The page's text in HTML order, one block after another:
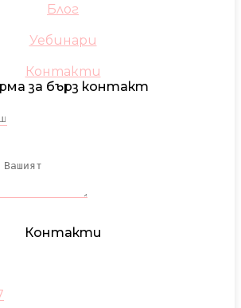
Блог
Уебинари
Контакти
за бърз контакт
Контакти